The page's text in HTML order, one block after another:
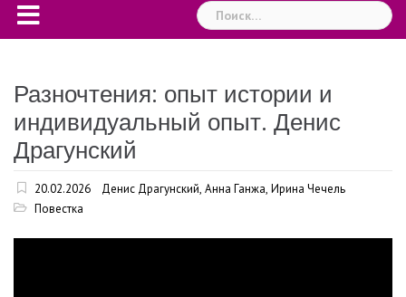
Найти:
Разночтения: опыт истории и
индивидуальный опыт. Денис
Драгунский
20.02.2026 Денис Драгунский, Анна Ганжа, Ирина Чечель
Повестка